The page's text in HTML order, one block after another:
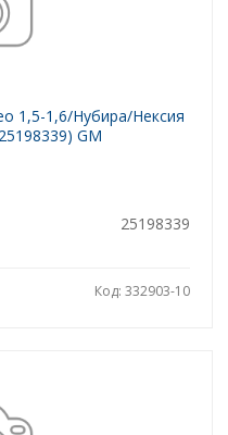
1,5-1,6/Нубира/Нексия
GM
25198339
Код: 332903-10